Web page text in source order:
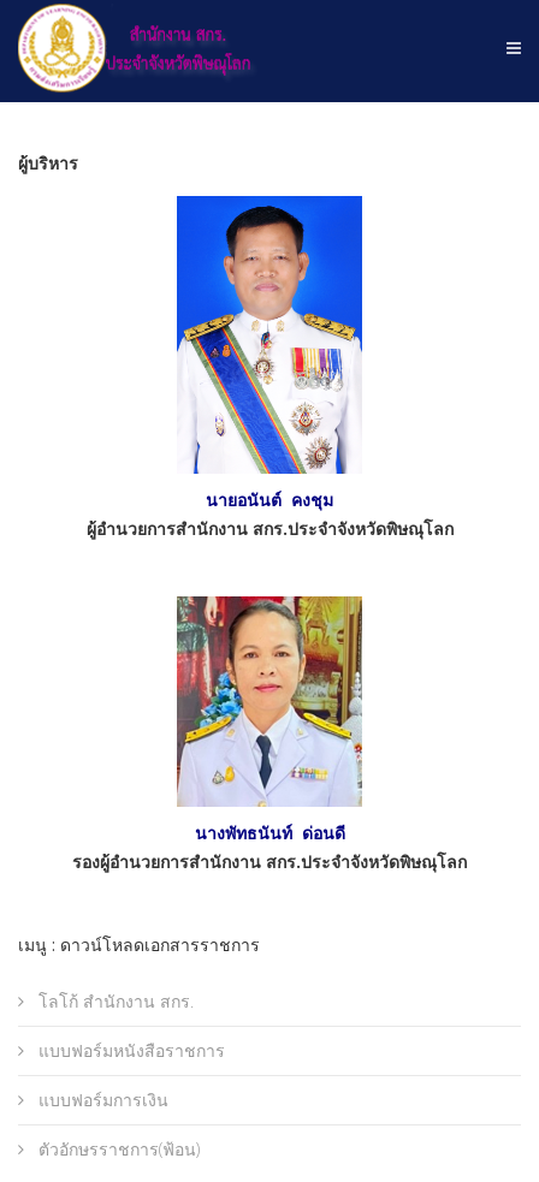
ผู้บริหาร
นายอนันต์ คงชุม
ผู้อำนวยการสำนักงาน สกร.ประจำจังหวัดพิษณุโลก
นางพัทธนันท์ ด่อนดี
รองผู้อำนวยการสำนักงาน สกร.ประจำจังหวัดพิษณุโลก
เมนู : ดาวน์โหลดเอกสารราชการ
โลโก้ สำนักงาน สกร.
แบบฟอร์มหนังสือราชการ
แบบฟอร์มการเงิน
ตัวอักษรราชการ(ฟ้อน)